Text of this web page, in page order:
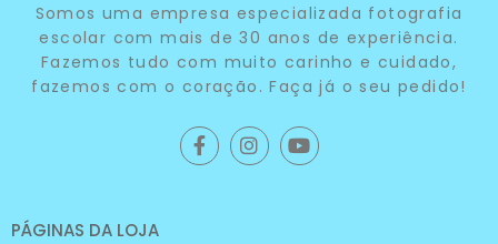
Somos uma empresa especializada fotografia
escolar com mais de 30 anos de experiência.
Fazemos tudo com muito carinho e cuidado,
fazemos com o coração. Faça já o seu pedido!
PÁGINAS DA LOJA